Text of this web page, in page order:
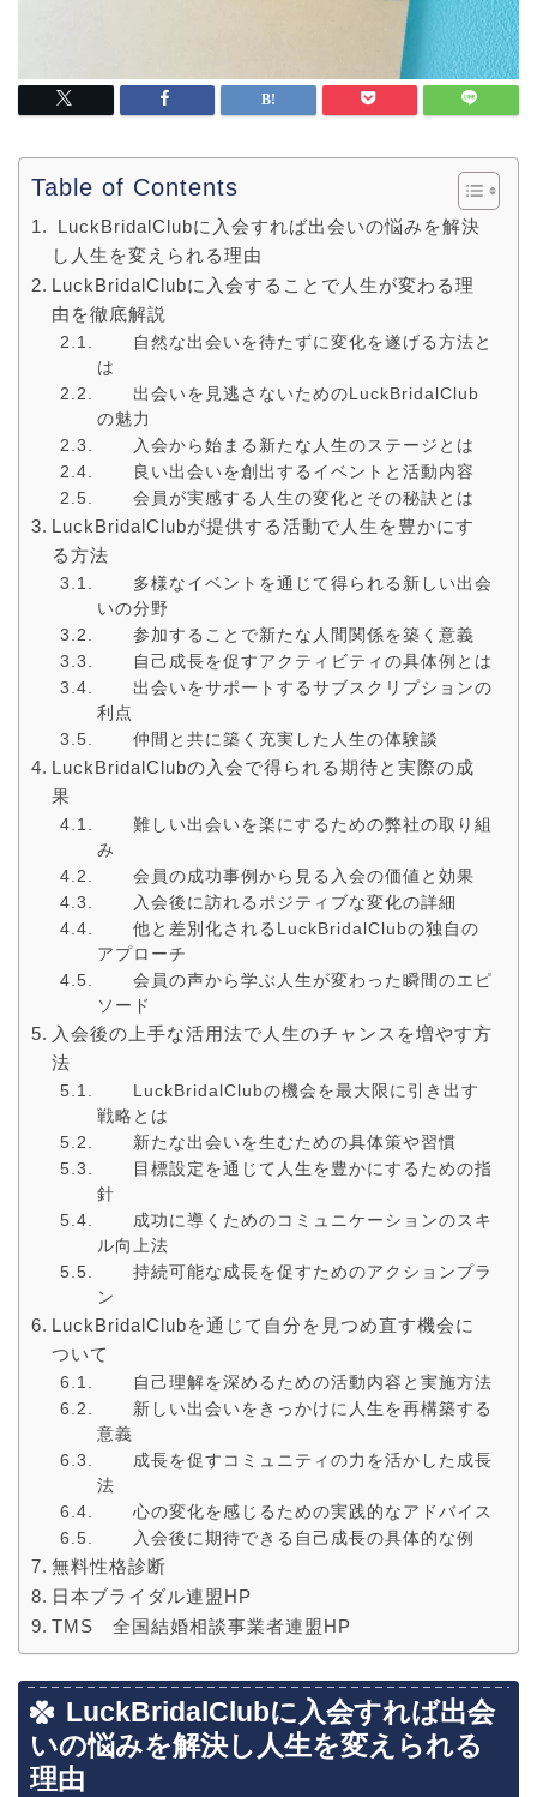
Table of Contents
LuckBridalClubに入会すれば出会いの悩みを解決
し人生を変えられる理由
LuckBridalClubに入会することで人生が変わる理
由を徹底解説
自然な出会いを待たずに変化を遂げる方法と
は
出会いを見逃さないためのLuckBridalClub
の魅力
入会から始まる新たな人生のステージとは
良い出会いを創出するイベントと活動内容
会員が実感する人生の変化とその秘訣とは
LuckBridalClubが提供する活動で人生を豊かにす
る方法
多様なイベントを通じて得られる新しい出会
いの分野
参加することで新たな人間関係を築く意義
自己成長を促すアクティビティの具体例とは
出会いをサポートするサブスクリプションの
利点
仲間と共に築く充実した人生の体験談
LuckBridalClubの入会で得られる期待と実際の成
果
難しい出会いを楽にするための弊社の取り組
み
会員の成功事例から見る入会の価値と効果
入会後に訪れるポジティブな変化の詳細
他と差別化されるLuckBridalClubの独自の
アプローチ
会員の声から学ぶ人生が変わった瞬間のエピ
ソード
入会後の上手な活用法で人生のチャンスを増やす方
法
LuckBridalClubの機会を最大限に引き出す
戦略とは
新たな出会いを生むための具体策や習慣
目標設定を通じて人生を豊かにするための指
針
成功に導くためのコミュニケーションのスキ
ル向上法
持続可能な成長を促すためのアクションプラ
ン
LuckBridalClubを通じて自分を見つめ直す機会に
ついて
自己理解を深めるための活動内容と実施方法
新しい出会いをきっかけに人生を再構築する
意義
成長を促すコミュニティの力を活かした成長
法
心の変化を感じるための実践的なアドバイス
入会後に期待できる自己成長の具体的な例
無料性格診断
日本ブライダル連盟HP
TMS 全国結婚相談事業者連盟HP
LuckBridalClubに入会すれば出会
いの悩みを解決し人生を変えられる
理由